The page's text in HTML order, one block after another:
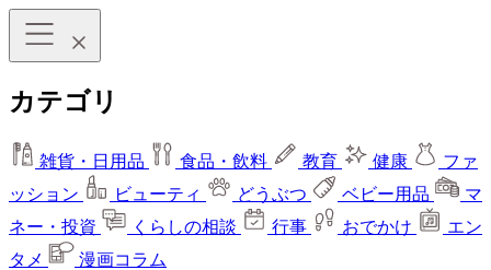
カテゴリ
雑貨・日用品 食品・飲料 教育 健康
ファ
ッション
ビューティ どうぶつ ベビー用品
マ
ネー・投資
くらしの相談 行事 おでかけ
エン
タメ
漫画コラム